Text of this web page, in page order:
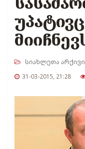
სიახლეთა არქივი
31-03-2015, 21:28